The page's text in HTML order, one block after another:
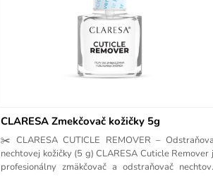
CLARESA Zmekčovač kožičky 5g
✂️ CLARESA CUTICLE REMOVER –
nechtovej kožičky (5 g) CLARESA Cuticle Remover
profesionálny zmäkčovač a odstraňovač